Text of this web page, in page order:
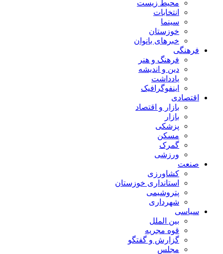
محیط زیست
انتخابات
سینما
خوزستان
خبرهای بانوان
فرهنگی
فرهنگ و هنر
دین و اندیشه
یادداشت
اینفوگرافیک
اقتصادی
بازار و اقتصاد
بازار
پزشکی
مسکن
گمرک
ورزشی
صنعت
کشاورزی
استانداری خوزستان
پتروشیمی
شهرداری
سیاسی
بین الملل
قوه مجریه
گزارش و گفتگو
مجلس